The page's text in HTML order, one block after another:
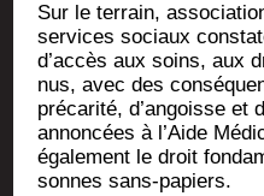
Sur le ter­rain,
ser­vices sociaux
d’accès aux soins, aux
nus, avec des
pré­ca­ri­té, d’angoisse et
annon­cées à l’Aide
éga­le­ment le droit
sonnes sans-papiers.